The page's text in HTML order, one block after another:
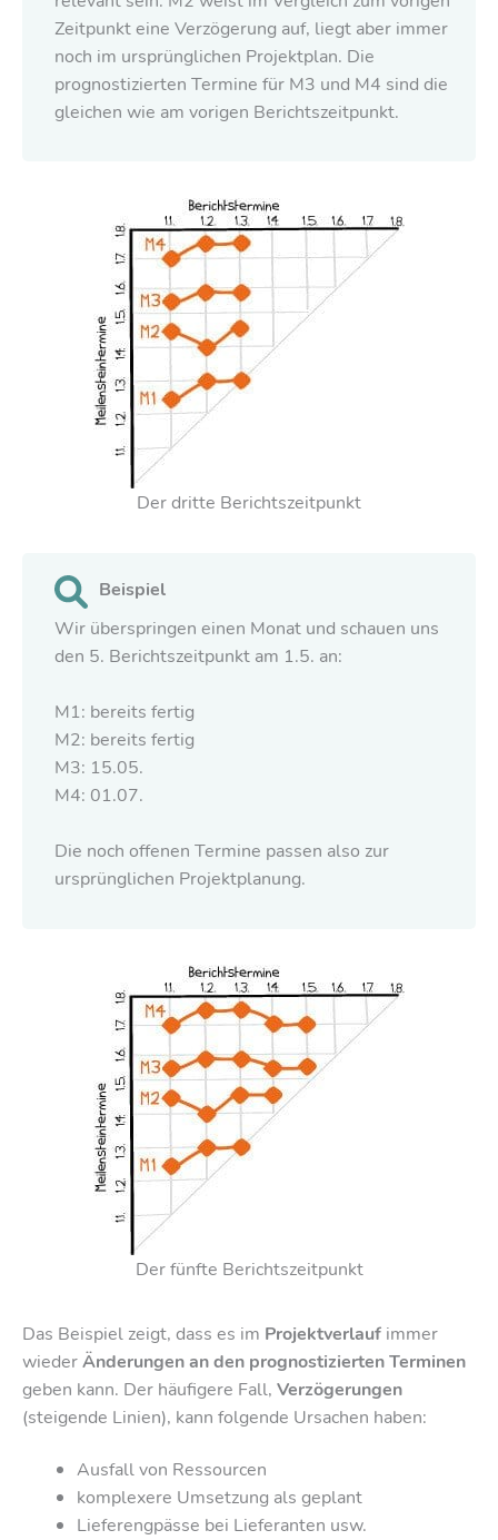
Zeitpunkt eine Verzögerung auf, liegt aber immer
noch im ursprünglichen Projektplan. Die
prognostizierten Termine für M3 und M4 sind die
gleichen wie am vorigen Berichtszeitpunkt.
Der dritte Berichtszeitpunkt
Beispiel
Wir überspringen einen Monat und schauen uns
den 5. Berichtszeitpunkt am 1.5. an:
M1: bereits fertig
M2: bereits fertig
M3: 15.05.
M4: 01.07.
Die noch offenen Termine passen also zur
ursprünglichen Projektplanung.
Der fünfte Berichtszeitpunkt
Das Beispiel zeigt, dass es im Projektverlauf immer
wiederÄnderungen an den prognostizierten Terminen
geben kann. Der häufigere Fall, Verzögerungen
(steigende Linien), kann folgende Ursachen haben:
Ausfall von Ressourcen
komplexere Umsetzung als geplant
Lieferengpässe bei Lieferanten usw.